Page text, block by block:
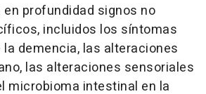
en profundidad signos no
incluidos los síntomas
demencia, las alteraciones
las alteraciones sensoriales
microbioma intestinal en la